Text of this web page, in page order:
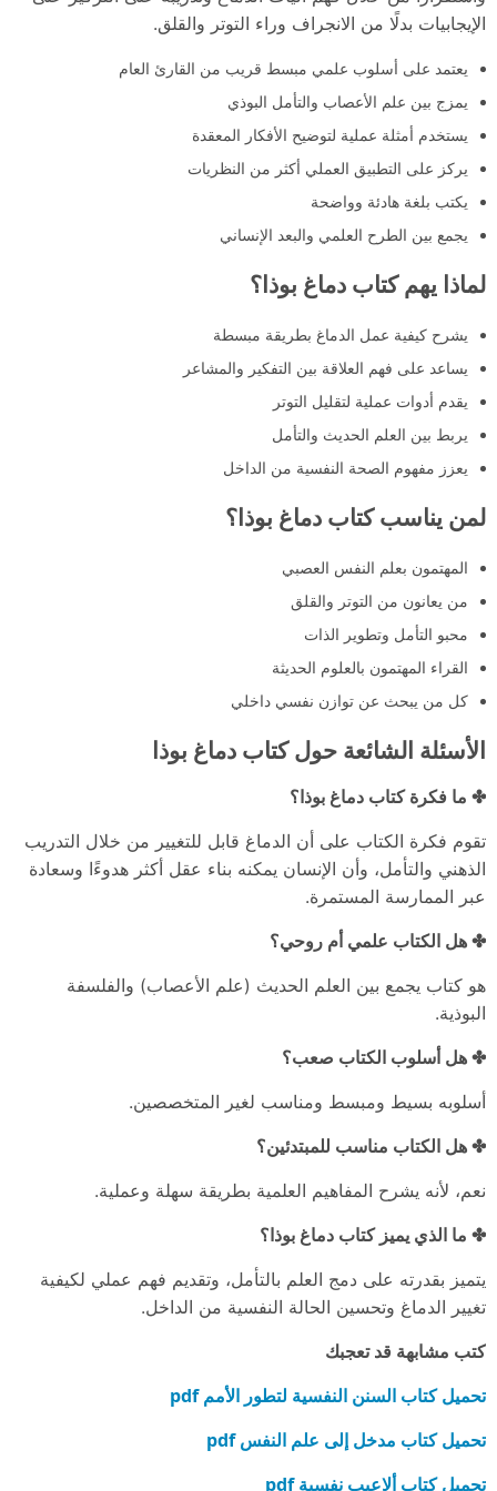
الإيجابيات بدلًا من الانجراف وراء التوتر والقلق.
يعتمد على أسلوب علمي مبسط قريب من القارئ العام
يمزج بين علم الأعصاب والتأمل البوذي
يستخدم أمثلة عملية لتوضيح الأفكار المعقدة
يركز على التطبيق العملي أكثر من النظريات
يكتب بلغة هادئة وواضحة
يجمع بين الطرح العلمي والبعد الإنساني
لماذا يهم كتاب دماغ بوذا؟
يشرح كيفية عمل الدماغ بطريقة مبسطة
يساعد على فهم العلاقة بين التفكير والمشاعر
يقدم أدوات عملية لتقليل التوتر
يربط بين العلم الحديث والتأمل
يعزز مفهوم الصحة النفسية من الداخل
لمن يناسب كتاب دماغ بوذا؟
المهتمون بعلم النفس العصبي
من يعانون من التوتر والقلق
محبو التأمل وتطوير الذات
القراء المهتمون بالعلوم الحديثة
كل من يبحث عن توازن نفسي داخلي
الأسئلة الشائعة حول كتاب دماغ بوذا
✤ ما فكرة كتاب دماغ بوذا؟
تقوم فكرة الكتاب على أن الدماغ قابل للتغيير من خلال التدريب
الذهني والتأمل، وأن الإنسان يمكنه بناء عقل أكثر هدوءًا وسعادة
عبر الممارسة المستمرة.
✤ هل الكتاب علمي أم روحي؟
هو كتاب يجمع بين العلم الحديث (علم الأعصاب) والفلسفة
البوذية.
✤ هل أسلوب الكتاب صعب؟
أسلوبه بسيط ومبسط ومناسب لغير المتخصصين.
✤ هل الكتاب مناسب للمبتدئين؟
نعم، لأنه يشرح المفاهيم العلمية بطريقة سهلة وعملية.
✤ ما الذي يميز كتاب دماغ بوذا؟
يتميز بقدرته على دمج العلم بالتأمل، وتقديم فهم عملي لكيفية
تغيير الدماغ وتحسين الحالة النفسية من الداخل.
كتب مشابهة قد تعجبك
تحميل كتاب السنن النفسية لتطور الأمم pdf
تحميل كتاب مدخل إلى علم النفس pdf
تحميل كتاب ألاعيب نفسية pdf